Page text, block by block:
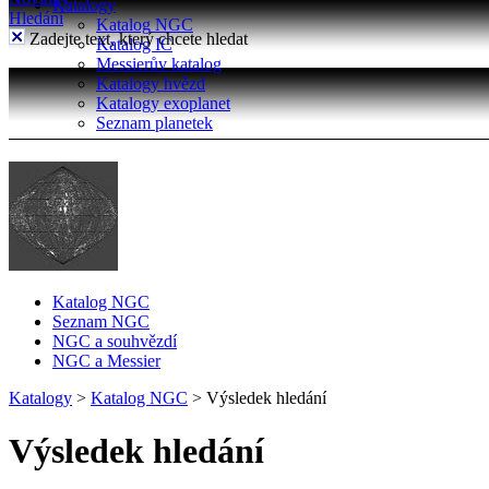
Katalogy
Katalog NGC
Katalog IC
Messierův katalog
Katalogy hvězd
Katalogy exoplanet
Seznam planetek
Hledání
Zadejte text, který chcete hledat
Katalog NGC
Seznam NGC
NGC a souhvězdí
NGC a Messier
Katalogy > Katalog NGC > Výsledek hledání
Výsledek hledání